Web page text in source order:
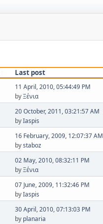
Last post
11 April, 2010, 05:44:49 PM
byΞένια
20 October, 2011, 03:21:57 AM
byIaspis
16 February, 2009, 12:07:37 AM
bystaboz
02 May, 2010, 08:32:11 PM
byΞένια
07 June, 2009, 11:32:46 PM
byIaspis
30 April, 2010, 07:13:03 PM
by planaria